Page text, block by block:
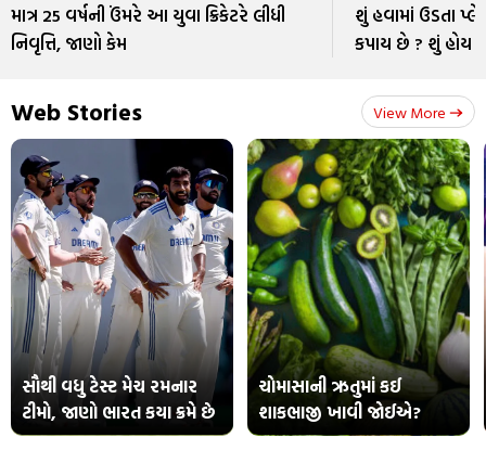
માત્ર 25 વર્ષની ઉંમરે આ યુવા ક્રિકેટરે લીધી
નિવૃત્તિ, જાણો કેમ
શું હવામાં ઉડતા
કપાય છે ? શું હોય
Web Stories View More
સૌથી વધુ ટેસ્ટ મેચ રમનાર
ટીમો, જાણો ભારત કયા ક્રમે છે
ચોમાસાની ઋતુમાં કઈ
શાકભાજી ખાવી જોઈએ?